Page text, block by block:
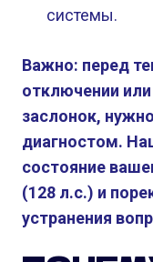
системы.
Важно: перед
отключении
заслонок,
диагностом.
состояние
(128 л.с.) и
устранения